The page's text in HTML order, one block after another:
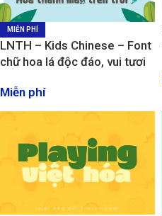
MIỄN PHÍ
LNTH – Kids Chinese – Font
chữ hoa lá độc đáo, vui tươi
Miễn phí